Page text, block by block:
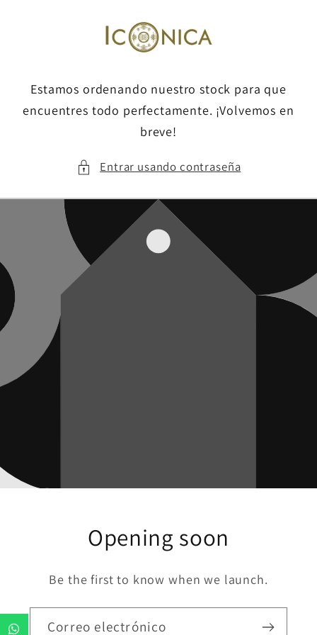
Estamos ordenando nuestro stock para que
encuentres todo perfectamente. ¡Volvemos en
breve!
Entrar usando contraseña
Opening soon
Be the first to know when we launch.
Correo electrónico